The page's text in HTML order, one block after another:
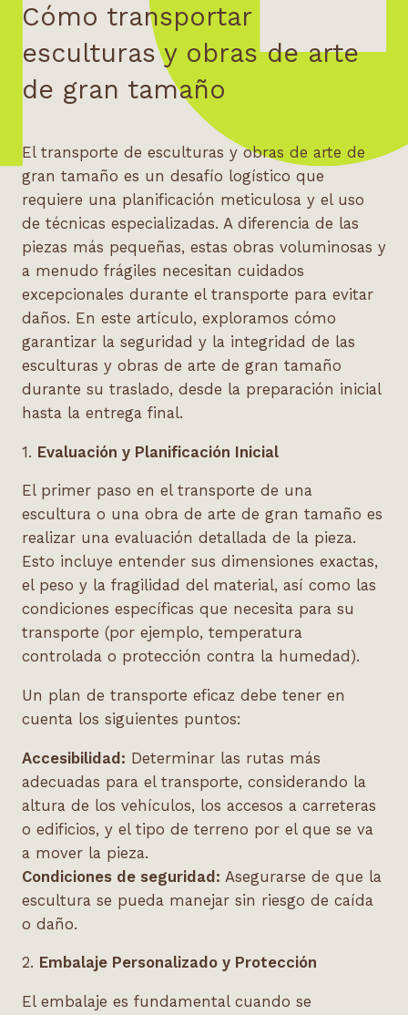
Cómo transportar
esculturas y obras de arte
de gran tamaño
El transporte de esculturas y obras de arte de
gran tamaño es un desafío logístico que
requiere una planificación meticulosa y el uso
de técnicas especializadas. A diferencia de las
piezas más pequeñas, estas obras voluminosas y
a menudo frágiles necesitan cuidados
excepcionales durante el transporte para evitar
daños. En este artículo, exploramos cómo
garantizar la seguridad y la integridad de las
esculturas y obras de arte de gran tamaño
durante su traslado, desde la preparación inicial
hasta la entrega final.
1. Evaluación y Planificación Inicial
El primer paso en el transporte de una
escultura o una obra de arte de gran tamaño es
realizar una evaluación detallada de la pieza.
Esto incluye entender sus dimensiones exactas,
el peso y la fragilidad del material, así como las
condiciones específicas que necesita para su
transporte (por ejemplo, temperatura
controlada o protección contra la humedad).
Un plan de transporte eficaz debe tener en
cuenta los siguientes puntos:
Accesibilidad: Determinar las rutas más
adecuadas para el transporte, considerando la
altura de los vehículos, los accesos a carreteras
o edificios, y el tipo de terreno por el que se va
a mover la pieza.
Condiciones de seguridad: Asegurarse de que la
escultura se pueda manejar sin riesgo de caída
o daño.
2. Embalaje Personalizado y Protección
El embalaje es fundamental cuando se